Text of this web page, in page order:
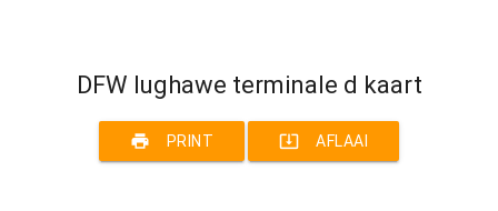
DFW lughawe terminale d kaart
print PRINT system_update_alt AFLAAI